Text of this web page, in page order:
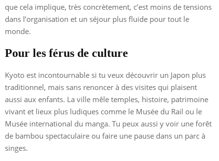
que cela implique, très concrètement, c’est moins de tensions
dans l’organisation et un séjour plus fluide pour tout le
monde.
Pour les férus de culture
Kyoto est incontournable si tu veux découvrir un Japon plus
traditionnel, mais sans renoncer à des visites qui plaisent
aussi aux enfants. La ville mêle temples, histoire, patrimoine
vivant et lieux plus ludiques comme le Musée du Rail ou le
Musée international du manga. Tu peux aussi y voir une forêt
de bambou spectaculaire ou faire une pause dans un parc à
singes.